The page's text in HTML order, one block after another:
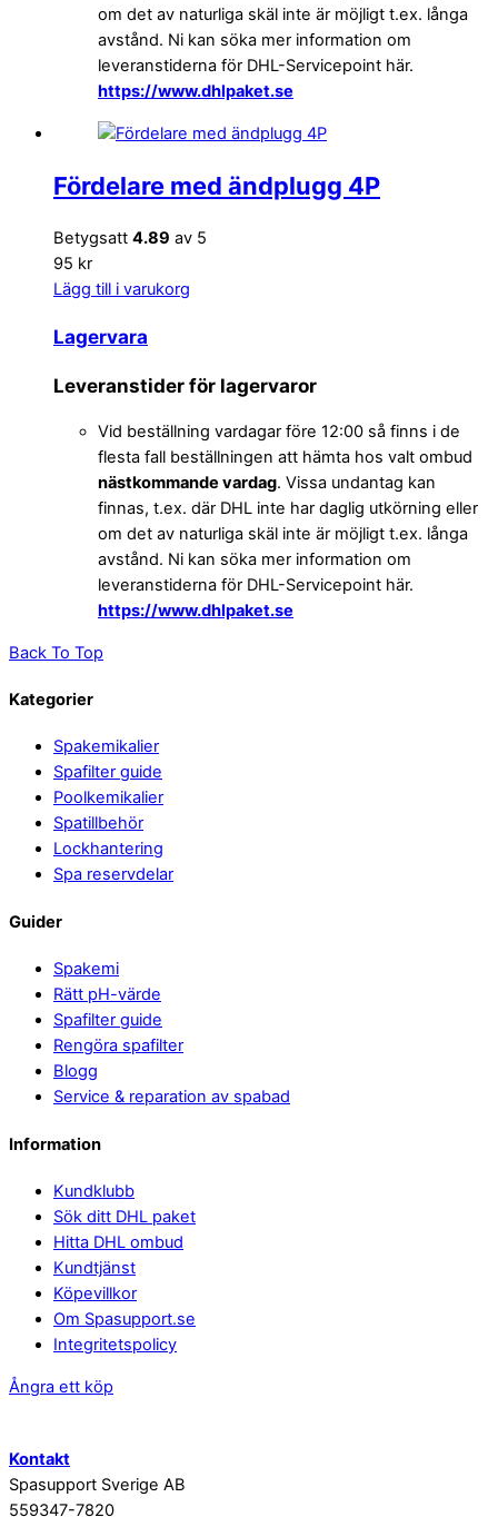
om det av naturliga skäl inte är möjligt t.ex. långa
avstånd. Ni kan söka mer information om
leveranstiderna för DHL-Servicepoint här.
https://www.dhlpaket.se
Fördelare med ändplugg 4P
Betygsatt 4.89 av 5
95 kr
Lägg till i varukorg
Lagervara
Leveranstider för lagervaror
Vid beställning vardagar före 12:00 så finns i de
flesta fall beställningen att hämta hos valt ombud
nästkommande vardag. Vissa undantag kan
finnas, t.ex. där DHL inte har daglig utkörning eller
om det av naturliga skäl inte är möjligt t.ex. långa
avstånd. Ni kan söka mer information om
leveranstiderna för DHL-Servicepoint här.
https://www.dhlpaket.se
Back To Top
Kategorier
Spakemikalier
Spafilter guide
Poolkemikalier
Spatillbehör
Lockhantering
Spa reservdelar
Guider
Spakemi
Rätt pH-värde
Spafilter guide
Rengöra spafilter
Blogg
Service & reparation av spabad
Information
Kundklubb
Sök ditt DHL paket
Hitta DHL ombud
Kundtjänst
Köpevillkor
Om Spasupport.se
Integritetspolicy
Ångra ett köp
Kontakt
Spasupport Sverige AB
559347-7820